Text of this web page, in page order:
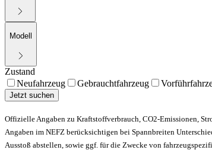
Modell
Zustand
Neufahrzeug
Gebrauchtfahrzeug
Jetzt suchen
Offizielle Angaben zu Kraftstoffverbrauch, CO2-Emissionen,
Angaben im NEFZ berücksichtigen bei Spannbreiten
Ausstoß abstellen, sowie ggf. für die Zwecke von